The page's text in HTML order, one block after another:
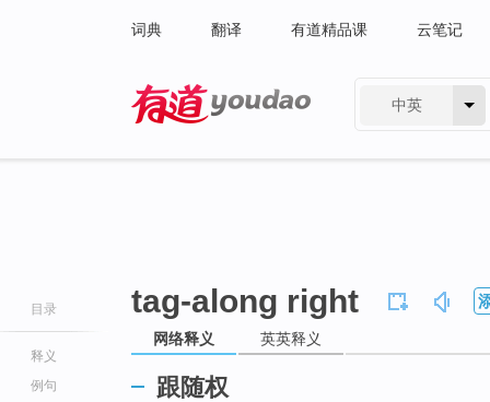
词典 翻译 有道精品课 云笔记
中英
目录
释义
例句
tag-along right
网络释义 英英释义
跟随权